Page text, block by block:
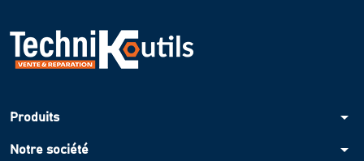
Produits arrow_drop_down
Notre société arrow_drop_down